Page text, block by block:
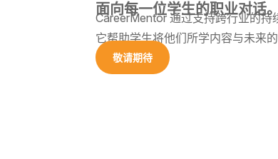
面向每一位学生的职业对话
CareerMentor 通过支持跨行业的持
它帮助学生将他们所学内容与未来
敬请期待